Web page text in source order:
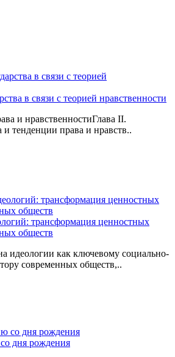
в связи с теорией нравственности
и нравственностиГлава II.
и тенденции права и нравств..
трансформация ценностных
обществ
идеологии как ключевому социально-
современных обществ,..
дня рождения